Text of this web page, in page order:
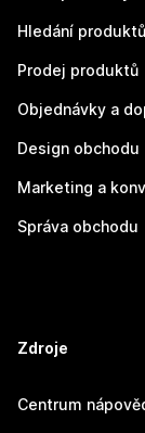
Hledání produktů
Prodej produktů
Objednávky a
Design obchodu
Marketing a
Správa obchodu
Zdroje
Centrum